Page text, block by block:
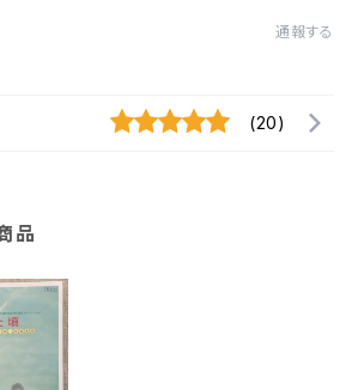
通報する
(20)
品